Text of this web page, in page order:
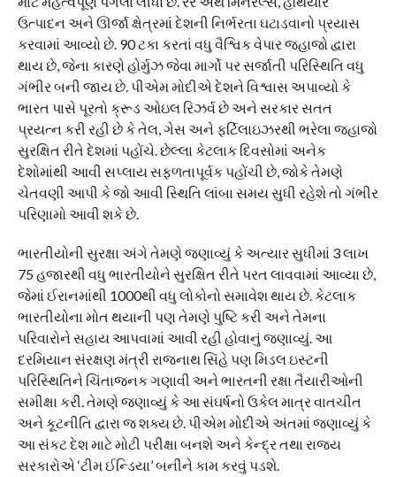
ઉત્પાદન અને ઊર્જા ક્ષેત્રમાં દેશની નિર્ભરતા ઘટાડવાનો પ્રયાસ
કરવામાં આવ્યો છે. 90 ટકા કરતાં વધુ વૈશ્વિક વેપાર જહાજો દ્વારા
થાય છે, જેના કારણે હોર્મુઝ જેવા માર્ગો પર સર્જાતી પરિસ્થિતિ વધુ
ગંભીર બની જાય છે. પીએમ મોદીએ દેશને વિશ્વાસ અપાવ્યો કે
ભારત પાસે પૂરતો ક્રૂડ ઓઇલ રિઝર્વ છે અને સરકાર સતત
પ્રયત્ન કરી રહી છે કે તેલ, ગેસ અને ફર્ટિલાઇઝરથી ભરેલા જહાજો
સુરક્ષિત રીતે દેશમાં પહોંચે. છેલ્લા કેટલાક દિવસોમાં અનેક
દેશોમાંથી આવી સપ્લાય સફળતાપૂર્વક પહોંચી છે, જોકે તેમણે
ચેતવણી આપી કે જો આવી સ્થિતિ લાંબા સમય સુધી રહેશે તો ગંભીર
પરિણામો આવી શકે છે.
ભારતીયોની સુરક્ષા અંગે તેમણે જણાવ્યું કે અત્યાર સુધીમાં 3 લાખ
75 હજારથી વધુ ભારતીયોને સુરક્ષિત રીતે પરત લાવવામાં આવ્યા છે,
જેમાં ઈરાનમાંથી 1000થી વધુ લોકોનો સમાવેશ થાય છે. કેટલાક
ભારતીયોના મોત થયાની પણ તેમણે પુષ્ટિ કરી અને તેમના
પરિવારોને સહાય આપવામાં આવી રહી હોવાનું જણાવ્યું. આ
દરમિયાન સંરક્ષણ મંત્રી રાજનાથ સિંહે પણ મિડલ ઇસ્ટની
પરિસ્થિતિને ચિંતાજનક ગણાવી અને ભારતની રક્ષા તૈયારીઓની
સમીક્ષા કરી. તેમણે જણાવ્યું કે આ સંઘર્ષનો ઉકેલ માત્ર વાતચીત
અને કૂટનીતિ દ્વારા જ શક્ય છે. પીએમ મોદીએ અંતમાં જણાવ્યું કે
આ સંકટ દેશ માટે મોટી પરીક્ષા બનશે અને કેન્દ્ર તથા રાજ્ય
સરકારોએ ‘ટીમ ઈન્ડિયા’ બનીને કામ કરવું પડશે.